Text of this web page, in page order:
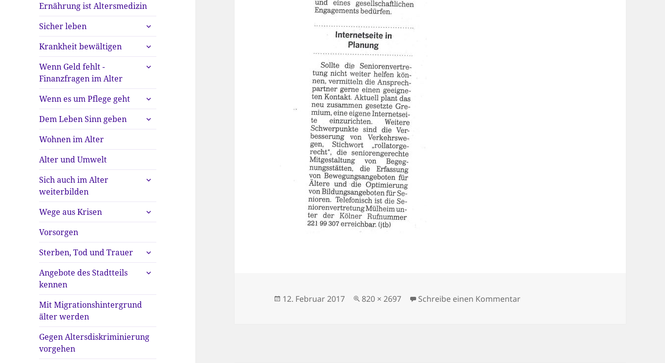
Ernährung ist Altersmedizin
Sicher leben
untermenü
anzeigen
Krankheit bewältigen
untermenü
anzeigen
Wenn Geld fehlt -
Finanzfragen im Alter
untermenü
Wenn es um Pflege geht
untermenü
anzeigen
Dem Leben Sinn geben
untermenü
anzeigen
Wohnen im Alter
Alter und Umwelt
Sich auch im Alter
weiterbilden
untermenü
Wege aus Krisen
untermenü
anzeigen
Vorsorgen
Sterben, Tod und Trauer
untermenü
anzeigen
Angebote des Stadtteils
kennen
untermenü
Mit Migrationshintergrund
älter werden
Gegen Altersdiskriminierung
vorgehen
Veröffentlicht
12. Februar 2017
Volle
820 × 2697 Schreibe einen Kommentarzu Koelnische-Rundschau-2017-01-19-